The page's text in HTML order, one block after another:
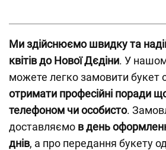
Ми здійснюємо швидку та
квітів до Нової Дєдіни. У
можете легко замовити букет
отримати професійні поради
телефоном чи особисто.
доставляємо в день
днів, а про передання букету